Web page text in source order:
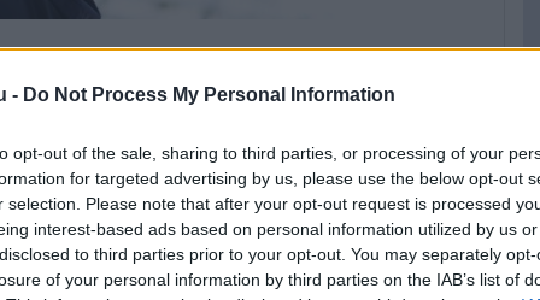
- Do Not Process My Personal Information
opt-out of the sale, sharing to third parties, or processing of your
for targeted advertising by us, please use the below opt-out
selection. Please note that after your opt-out request is processed
interest-based ads based on personal information utilized by us
to third parties prior to your opt-out. You may separately
of your personal information by third parties on the IAB’s list of
Ha ott lett volna, akkor egy évig
ítélkezik a versenyzők felett” – mondta a
az a teljesítmény, amit a mexikói
jobb teljesítményt tudna nyújtani nála:
is kell. Elfogadhatatlan, hogy Perez
lassabb. Ha a csapattársad minden